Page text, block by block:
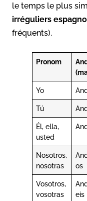
le temps le plus
irréguliers
fréquents).
Pronom
Yo
Tú
Él, ella,
usted
Nosotros,
nosotras
os
Vosotros,
vosotras
eis